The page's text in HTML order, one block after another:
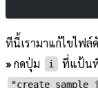
ทีนี้เรามาแก้ไขไฟล์
»กดปุ่ม i ที่แป้น